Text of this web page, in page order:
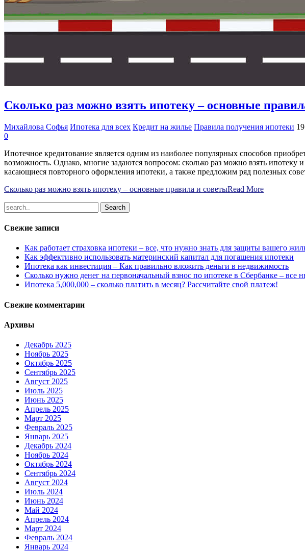
Сколько раз можно взять ипотеку – основные
Михайлова Софья Ипотека для всех Кредит на жилье Правила получения ипотеки
0
Ипотечное кредитование является одним из наиболее популярных способов
возможность. Однако, многие задаются вопросом: сколько раз можно взять
касающиеся повторного оформления ипотеки, а также предложим ряд полезных
Сколько раз можно взять ипотеку – основные правила и советыRead More
Свежие записи
Как работает страховка ипотеки – все, что нужно знать для защиты вашего
Как эффективно использовать материнский капитал для погашения ипотеки
Ипотека как инвестиция – Как правильно вложить деньги в недвижимость
Сколько нужно денег на первоначальный взнос по ипотеке в Сбербанке – все
Ипотека 5,000,000 – сколько платить в месяц? Рассчитайте свой платеж!
Свежие комментарии
Архивы
Декабрь 2025
Ноябрь 2025
Октябрь 2025
Сентябрь 2025
Август 2025
Июль 2025
Июнь 2025
Апрель 2025
Март 2025
Февраль 2025
Январь 2025
Декабрь 2024
Ноябрь 2024
Октябрь 2024
Сентябрь 2024
Август 2024
Июль 2024
Июнь 2024
Май 2024
Апрель 2024
Март 2024
Февраль 2024
Январь 2024